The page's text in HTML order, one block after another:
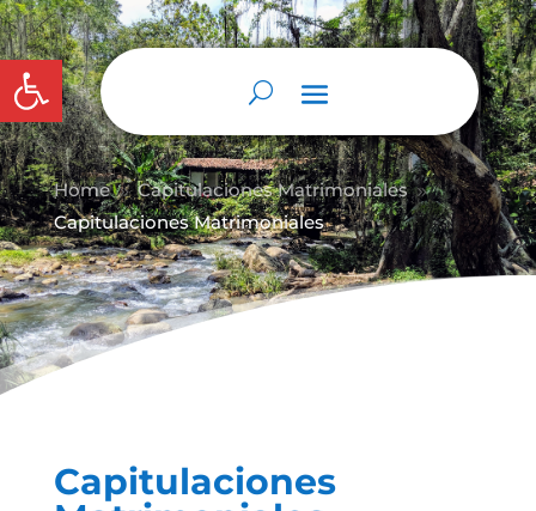
Abrir barra de herramientas
Home 9 Capitulaciones Matrimoniales 9
Capitulaciones Matrimoniales
Capitulaciones